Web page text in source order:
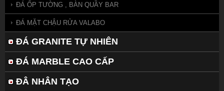
ĐÁ ỐP TƯỜNG , BÀN QUẦY BAR
ĐÁ MẶT CHẬU RỬA VALABO
ĐÁ GRANITE TỰ NHIÊN
ĐÁ MARBLE CAO CẤP
ĐÂ NHÂN TẠO